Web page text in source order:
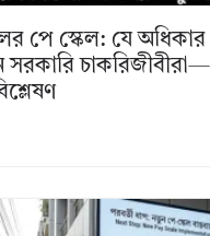
পে স্কেল: যে
সরকারি